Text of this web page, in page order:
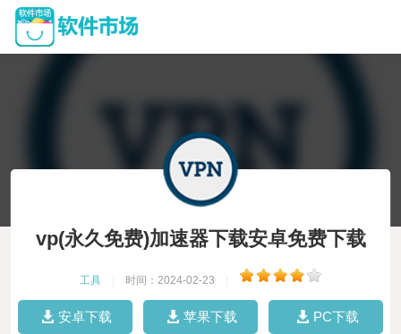
vp(永久免费)加速器下载安卓免费下载
工具 时间：2024-02-23
安卓下载 苹果下载 PC下载